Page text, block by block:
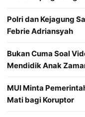
Polri dan Kejagung
Febrie Adriansyah
Bukan Cuma Soal
Mendidik Anak
MUI Minta
Mati bagi Koruptor